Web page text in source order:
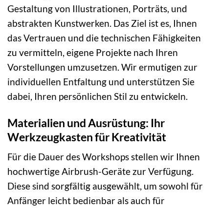
Gestaltung von Illustrationen, Porträts, und
abstrakten Kunstwerken. Das Ziel ist es, Ihnen
das Vertrauen und die technischen Fähigkeiten
zu vermitteln, eigene Projekte nach Ihren
Vorstellungen umzusetzen. Wir ermutigen zur
individuellen Entfaltung und unterstützen Sie
dabei, Ihren persönlichen Stil zu entwickeln.
Materialien und Ausrüstung: Ihr
Werkzeugkasten für Kreativität
Für die Dauer des Workshops stellen wir Ihnen
hochwertige Airbrush-Geräte zur Verfügung.
Diese sind sorgfältig ausgewählt, um sowohl für
Anfänger leicht bedienbar als auch für